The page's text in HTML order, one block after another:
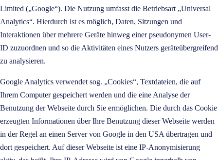
Limited („Google“). Die Nutzung umfasst die Betriebsart „Universal
Analytics“. Hierdurch ist es möglich, Daten, Sitzungen und
Interaktionen über mehrere Geräte hinweg einer pseudonymen User-
ID zuzuordnen und so die Aktivitäten eines Nutzers geräteübergreifend
zu analysieren.
Google Analytics verwendet sog. „Cookies“, Textdateien, die auf
Ihrem Computer gespeichert werden und die eine Analyse der
Benutzung der Webseite durch Sie ermöglichen. Die durch das Cookie
erzeugten Informationen über Ihre Benutzung dieser Webseite werden
in der Regel an einen Server von Google in den USA übertragen und
dort gespeichert. Auf dieser Webseite ist eine IP-Anonymisierung